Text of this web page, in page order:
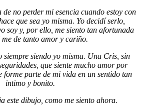
no perder mi esencia cuando estoy con
que sea yo misma. Yo decidí serlo,
soy y, por ello, me siento tan afortunada
me de tanto amor y cariño.
siempre siendo yo misma. Una Cris, sin
que siente mucho amor por
forme parte de mi vida en un sentido tan
intimo y bonito.
este dibujo, como me siento ahora.